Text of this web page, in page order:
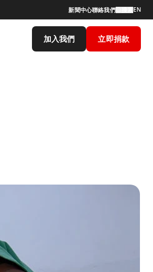
新聞中心聯絡我們 EN
加入我們 立即捐款